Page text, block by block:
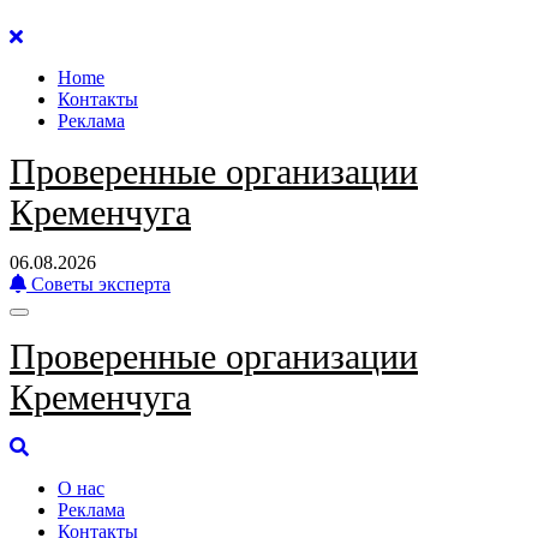
Перейти
содержанию
Home
Контакты
Реклама
Проверенные организации
Кременчуга
06.08.2026
Советы эксперта
Проверенные организации
Кременчуга
О нас
Реклама
Контакты